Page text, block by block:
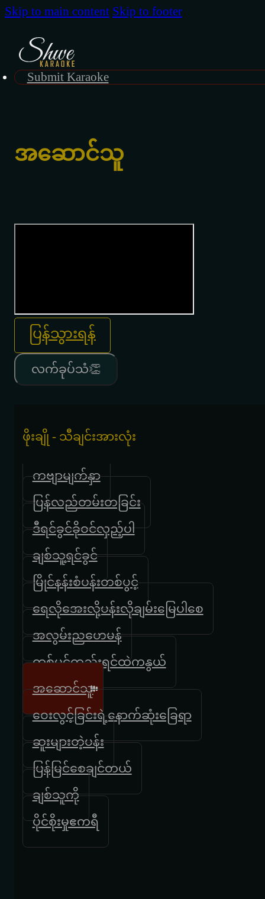
Skip to main content Skip to footer
Submit Karaoke
အဆောင်သူ
ပြန်သွားရန်
လက်ခုပ်သံ👏
ဖိုးချို - သီချင်းအားလုံး
ကဗျာမျက်နှာ
ပြန်လည်တမ်းတခြင်း
ဒီရင်ခွင်ခိုဝင်လှည့်ပါ
ချစ်သူ့ရင်ခွင်
မြိုင်နန်းစံပန်းတစ်ပွင့်
ရေလိုအေးလို့ပန်းလိုချမ်းမြေပါစေ
အလွမ်းညဟေမန်
တစ်ပင်တည်းရင်ထဲကနွယ်
အဆောင်သူ
ဝေးလွင့်ခြင်းရဲ့နောက်ဆုံးခြေရာ
ဆူးများတဲ့ပန်း
ပြန်မြင်စေချင်တယ်
ချစ်သူကို
ပိုင်စိုးမှုဧကရီ